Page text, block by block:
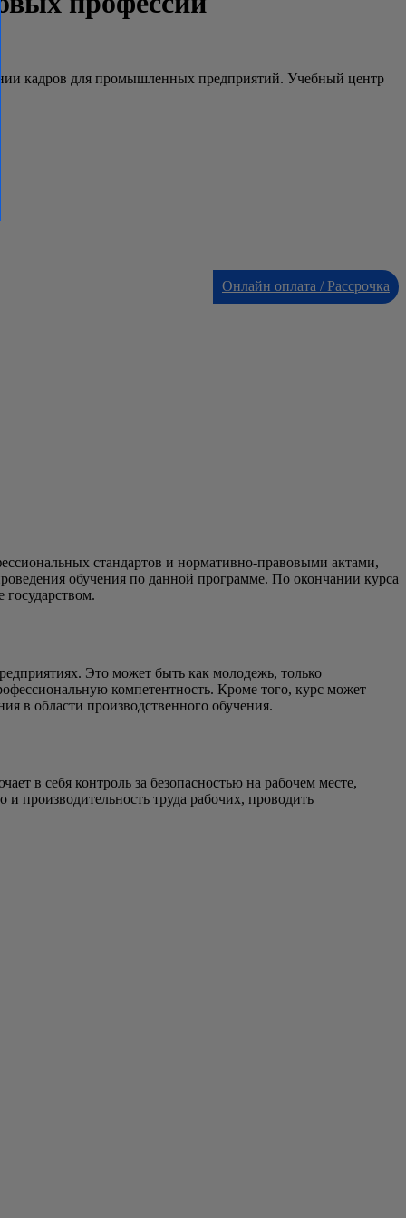
кадров для промышленных предприятий. Учебный центр
Онлайн оплата / Рассрочка
стандартов и нормативно-правовыми актами,
обучения по данной программе. По окончании курса
Это может быть как молодежь, только
компетентность. Кроме того, курс может
в области производственного обучения.
в себя контроль за безопасностью на рабочем месте,
производительность труда рабочих, проводить